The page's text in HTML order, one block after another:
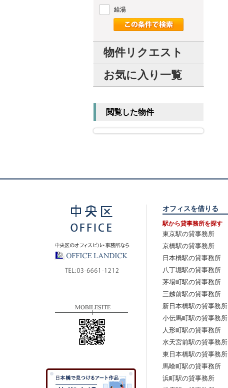
給湯
物件リクエスト
お気に入り一覧
閲覧した物件
オフィスを借りる
駅から貸事務所を探す
東京駅の貸事務所
京橋駅の貸事務所
日本橋駅の貸事務所
八丁堀駅の貸事務所
茅場町駅の貸事務所
三越前駅の貸事務所
新日本橋駅の貸事務所
小伝馬町駅の貸事務所
人形町駅の貸事務所
水天宮前駅の貸事務所
東日本橋駅の貸事務所
馬喰町駅の貸事務所
浜町駅の貸事務所